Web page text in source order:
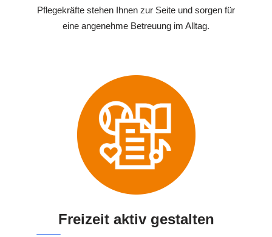
Pflegekräfte stehen Ihnen zur Seite und sorgen für
eine angenehme Betreuung im Alltag.
Freizeit aktiv gestalten